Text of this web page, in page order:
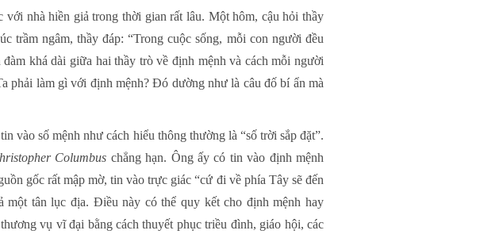
nhà hiền giả trong thời gian rất lâu. Một hôm, cậu hỏi thầy
trầm ngâm, thầy đáp: “Trong cuộc sống, mỗi con người đều
khá dài giữa hai thầy trò về định mệnh và cách mỗi người
phải làm gì với định mệnh? Đó dường như là câu đố bí ẩn mà
vào số mệnh như cách hiểu thông thường là “số trời sắp đặt”.
Columbus chẳng hạn. Ông ấy có tin vào định mệnh
gốc rất mập mờ, tin vào trực giác “cứ đi về phía Tây sẽ đến
tân lục địa. Điều này có thể quy kết cho định mệnh hay
vụ vĩ đại bằng cách thuyết phục triều đình, giáo hội, các